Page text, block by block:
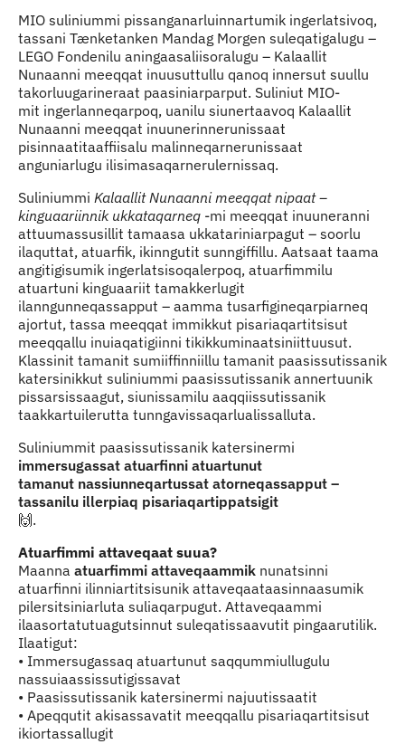
Indhold
MIO suliniummi pissanganarluinnartumik ingerlatsivoq,
tassani Tænketanken Mandag Morgen suleqatigalugu –
LEGO Fondenilu aningaasaliisoralugu – Kalaallit
Nunaanni meeqqat inuusuttullu qanoq innersut suullu
takorluugarineraat paasiniarparput. Suliniut MIO-
mit ingerlanneqarpoq, uanilu siunertaavoq Kalaallit
Nunaanni meeqqat inuunerinnerunissaat
pisinnaatitaaffiisalu malinneqarnerunissaat
anguniarlugu ilisimasaqarnerulernissaq.
Suliniummi Kalaallit Nunaanni meeqqat nipaat –
kinguaariinnik ukkataqarneq -mi meeqqat inuuneranni
attuumassusillit tamaasa ukkatariniarpagut – soorlu
ilaquttat, atuarfik, ikinngutit sunngiffillu. Aatsaat taama
angitigisumik ingerlatsisoqalerpoq, atuarfimmilu
atuartuni kinguaariit tamakkerlugit
ilanngunneqassapput – aamma tusarfigineqarpiarneq
ajortut, tassa meeqqat immikkut pisariaqartitsisut
meeqqallu inuiaqatigiinni tikikkuminaatsiniittuusut.
Klassinit tamanit sumiiffinniillu tamanit paasissutissanik
katersinikkut suliniummi paasissutissanik annertuunik
pissarsissaagut, siunissamilu aaqqiissutissanik
taakkartuilerutta tunngavissaqarlualissalluta.
Suliniummit paasissutissanik katersinermi
immersugassat atuarfinni atuartunut
tamanut nassiunneqartussat atorneqassapput –
tassanilu illerpiaq pisariaqartippatsigit
🙌.
Atuarfimmi attaveqaat suua?
Maanna atuarfimmi attaveqaammik nunatsinni
atuarfinni ilinniartitsisunik attaveqaataasinnaasumik
pilersitsiniarluta suliaqarpugut. Attaveqaammi
ilaasortatutuagutsinnut suleqatissaavutit pingaarutilik.
Ilaatigut:
• Immersugassaq atuartunut saqqummiullugulu
nassuiaassissutigissavat
• Paasissutissanik katersinermi najuutissaatit
• Apeqqutit akisassavatit meeqqallu pisariaqartitsisut
ikiortassallugit